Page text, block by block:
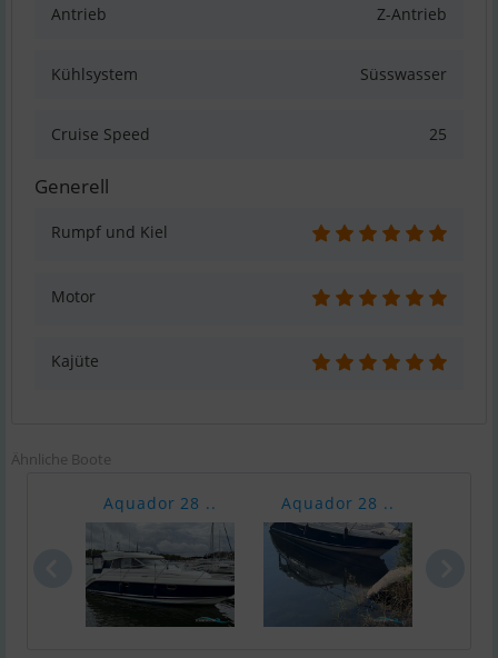
Antrieb Z-Antrieb
Kühlsystem Süsswasser
Cruise Speed 25
Generell
Rumpf und Kiel
Motor
Kajüte
Ähnliche Boote
Aquador 28 .. Aquador 28 ..